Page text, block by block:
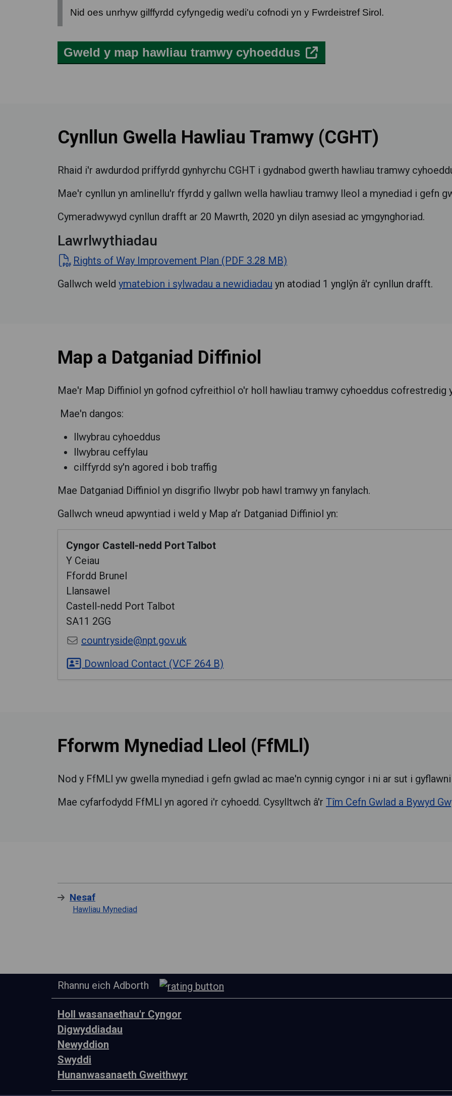
Nid oes unrhyw gilffyrdd cyfyngedig wedi'u cofnodi yn y Fwrdeistref Sirol.
Gweld y map hawliau tramwy cyhoeddus
Cynllun Gwella Hawliau Tramwy (CGHT)
Rhaid i'r awdurdod priffyrdd gynhyrchu CGHT i gydnabod gwerth hawliau tramwy
Mae'r cynllun yn amlinellu'r ffyrdd y gallwn wella hawliau tramwy lleol a mynediad i gefn
Cymeradwywyd cynllun drafft ar 20 Mawrth, 2020 yn dilyn asesiad ac ymgynghoriad.
Lawrlwythiadau
Rights of Way Improvement Plan (PDF 3.28 MB)
Gallwch weld ymatebion i sylwadau a newidiadau yn atodiad 1 ynglŷn â'r cynllun drafft.
Map a Datganiad Diffiniol
Mae'r Map Diffiniol yn gofnod cyfreithiol o'r holl hawliau tramwy cyhoeddus cofrestredig
Mae'n dangos:
llwybrau cyhoeddus
llwybrau ceffylau
cilffyrdd sy'n agored i bob traffig
Mae Datganiad Diffiniol yn disgrifio llwybr pob hawl tramwy yn fanylach.
Gallwch wneud apwyntiad i weld y Map a’r Datganiad Diffiniol yn:
Cyngor Castell-nedd Port Talbot
Y Ceiau
Ffordd Brunel
Llansawel
Castell-nedd Port Talbot
SA11 2GG
countryside@npt.gov.uk
Download Contact (VCF 264 B)
Fforwm Mynediad Lleol (FfMLl)
Nod y FfMLl yw gwella mynediad i gefn gwlad ac mae'n cynnig cyngor i ni ar sut i gyflawni
Mae cyfarfodydd FfMLl yn agored i'r cyhoedd. Cysylltwch â'r Tîm Cefn Gwlad a Bywyd
Nesaf
Hawliau Mynediad
Rhannu eich Adborth
Holl wasanaethau'r Cyngor
Digwyddiadau
Newyddion
Swyddi
Hunanwasanaeth Gweithwyr